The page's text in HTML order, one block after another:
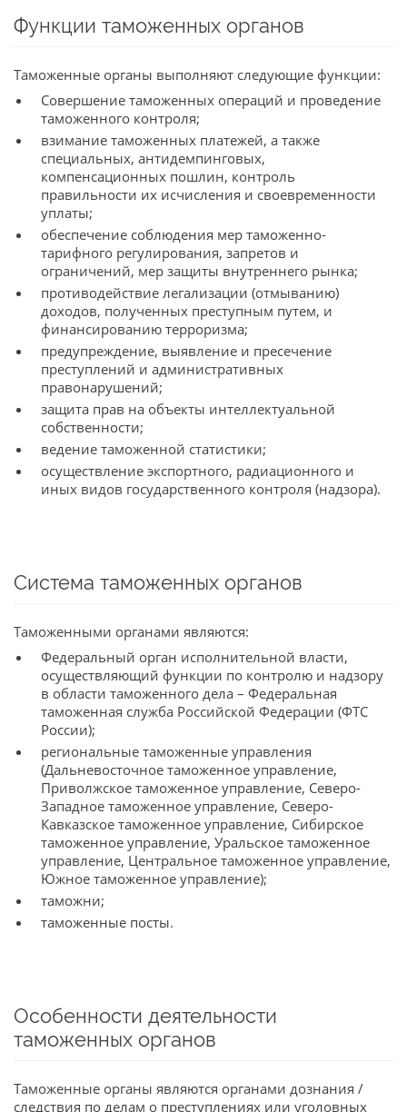
Функции таможенных органов
Таможенные органы выполняют следующие функции:
Совершение таможенных операций и проведение
таможенного контроля;
взимание таможенных платежей, а также
специальных, антидемпинговых,
компенсационных пошлин, контроль
правильности их исчисления и своевременности
уплаты;
обеспечение соблюдения мер таможенно-
тарифного регулирования, запретов и
ограничений, мер защиты внутреннего рынка;
противодействие легализации (отмыванию)
доходов, полученных преступным путем, и
финансированию терроризма;
предупреждение, выявление и пресечение
преступлений и административных
правонарушений;
защита прав на объекты интеллектуальной
собственности;
ведение таможенной статистики;
осуществление экспортного, радиационного и
иных видов государственного контроля (надзора).
Система таможенных органов
Таможенными органами являются:
Федеральный орган исполнительной власти,
осуществляющий функции по контролю и надзору
в области таможенного дела – Федеральная
таможенная служба Российской Федерации (ФТС
России);
региональные таможенные управления
(Дальневосточное таможенное управление,
Приволжское таможенное управление, Северо-
Западное таможенное управление, Северо-
Кавказское таможенное управление, Сибирское
таможенное управление, Уральское таможенное
управление, Центральное таможенное управление,
Южное таможенное управление);
таможни;
таможенные посты.
Особенности деятельности
таможенных органов
Таможенные органы являются органами дознания /
следствия по делам о преступлениях или уголовных